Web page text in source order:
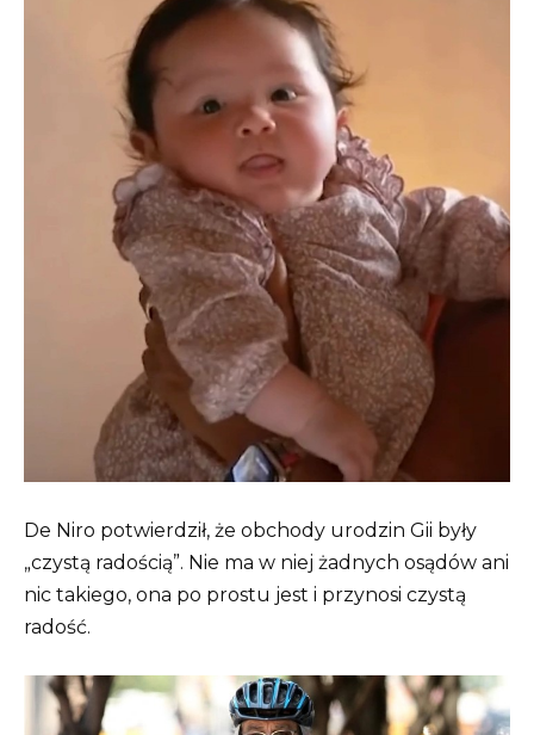
De Niro potwierdził, że obchody urodzin Gii były
„czystą radością”. Nie ma w niej żadnych osądów ani
nic takiego, ona po prostu jest i przynosi czystą
radość.